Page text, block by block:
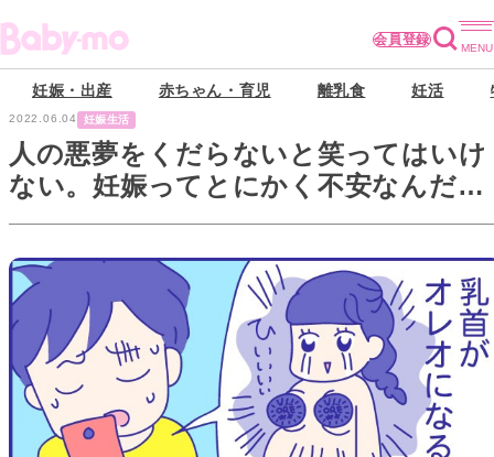
会員登録
妊娠・出産 赤ちゃん・育児 離乳食 妊活
2022.06.04 妊娠生活
人の悪夢をくだらないと笑ってはいけ
ない。妊娠ってとにかく不安なんだか
ら…！！『新米ママぴろよの部屋』